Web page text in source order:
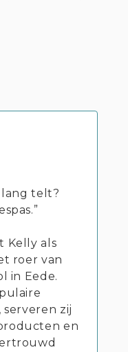
lang telt?
Kelly als
roer van
in Eede.
zij
en